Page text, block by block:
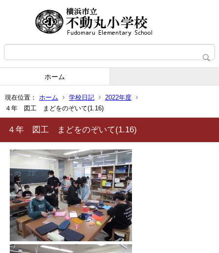
ホーム
現在位置： ホーム 学校日記
2022年度
４年 図工 まどをのぞいて(1.16)
４年 図工 まどをのぞいて(1.16)